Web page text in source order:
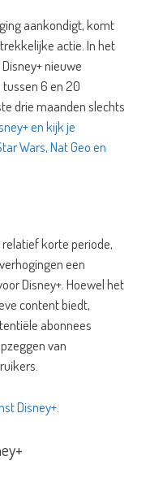
aankondigt, komt
actie. In het
nieuwe
6 en 20
drie maanden slechts
en kijk je
Wars, Nat Geo en
korte periode,
een
Disney+. Hoewel het
content biedt,
abonnees
van
Disney+